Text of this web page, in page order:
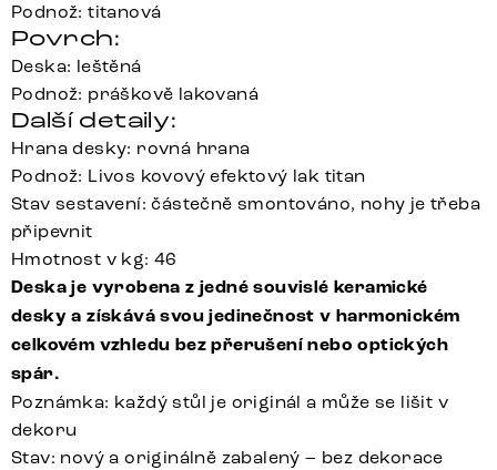
Podnož: titanová
Povrch:
Deska: leštěná
Podnož: práškově lakovaná
Další detaily:
Hrana desky: rovná hrana
Podnož: Livos kovový efektový lak titan
Stav sestavení: částečně smontováno, nohy je třeba
připevnit
Hmotnost v kg: 46
Deska je vyrobena z jedné souvislé keramické
desky a získává svou jedinečnost v harmonickém
celkovém vzhledu bez přerušení nebo optických
spár.
Poznámka: každý stůl je originál a může se lišit v
dekoru
Stav: nový a originálně zabalený – bez dekorace